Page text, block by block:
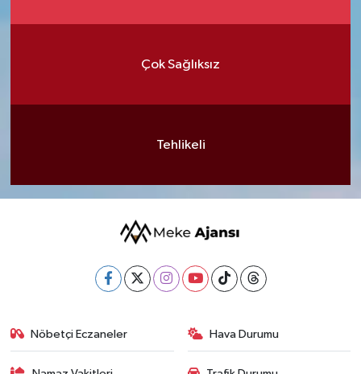
Çok Sağlıksız
Tehlikeli
Nöbetçi Eczaneler Hava Durumu